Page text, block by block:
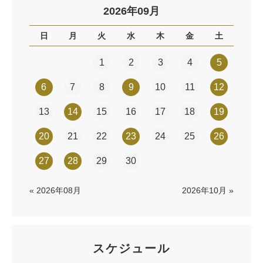
2026年09月
日 月 火 水 木 金 土
1 2 3 4 5
6 7 8 9 10 11 12
13 14 15 16 17 18 19
20 21 22 23 24 25 26
27 28 29 30
« 2026年08月 2026年10月 »
スケジュール